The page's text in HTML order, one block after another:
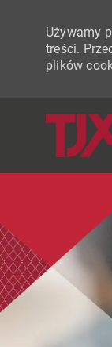
Używamy
treści.
plików